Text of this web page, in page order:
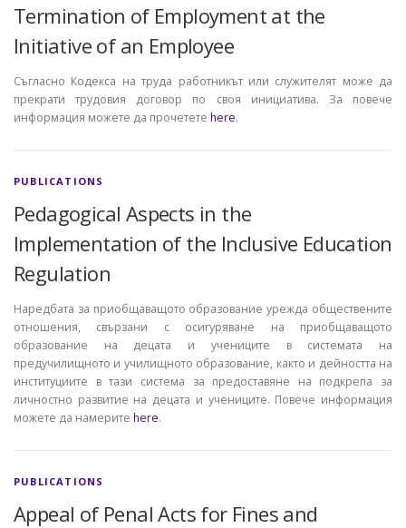
Termination of Employment at the
Initiative of an Employee
Съгласно Кодекса на труда работникът или служителят може да
прекрати трудовия договор по своя инициатива. За повече
информация можете да прочетете here.
PUBLICATIONS
Pedagogical Aspects in the
Implementation of the Inclusive Education
Regulation
Наредбата за приобщаващото образование урежда обществените
отношения, свързани с осигуряване на приобщаващото
образование на децата и учениците в системата на
предучилищното и училищното образование, както и дейността на
институциите в тази система за предоставяне на подкрепа за
личностно развитие на децата и учениците. Повече информация
можете да намерите here.
PUBLICATIONS
Appeal of Penal Acts for Fines and